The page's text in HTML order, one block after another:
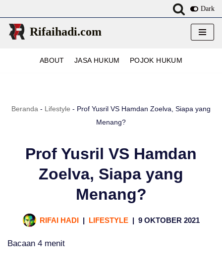
Lompat
ke
Dark
Rifaihadi.com
ABOUT JASA HUKUM POJOK HUKUM
Beranda - Lifestyle - Prof Yusril VS Hamdan Zoelva, Siapa yang
Menang?
Prof Yusril VS Hamdan
Zoelva, Siapa yang
Menang?
RIFAI HADI LIFESTYLE 9 OKTOBER 2021
Bacaan 4 menit